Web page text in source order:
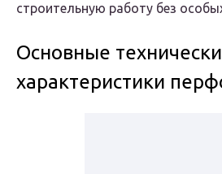
строительную работу без
Основные
характеристики